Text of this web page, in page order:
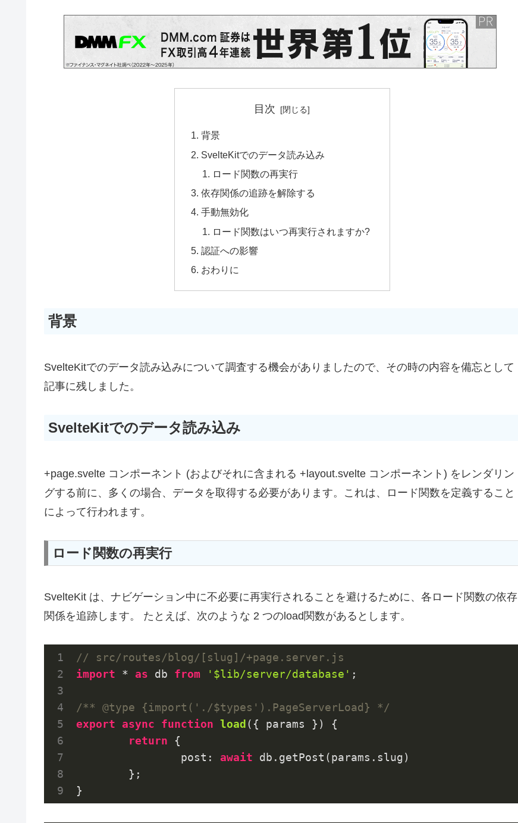
目次
背景
SvelteKitでのデータ読み込み
ロード関数の再実行
依存関係の追跡を解除する
手動無効化
ロード関数はいつ再実行されますか?
認証への影響
おわりに
背景
SvelteKitでのデータ読み込みについて調査する機会がありましたので、その時の内容を備忘として
記事に残しました。
SvelteKitでのデータ読み込み
+page.svelte コンポーネント (およびそれに含まれる +layout.svelte コンポーネント) をレンダリン
グする前に、多くの場合、データを取得する必要があります。これは、ロード関数を定義すること
によって行われます。
ロード関数の再実行
SvelteKit は、ナビゲーション中に不必要に再実行されることを避けるために、各ロード関数の依存
関係を追跡します。 たとえば、次のような 2 つのload関数があるとします。
// src/routes/blog/[slug]/+page.server.js
import * as db from '$lib/server/database' ;
/** @type {import('./$types').PageServerLoad} */
export async function load( { params } ) {
return {
post : await db.getPost(params.slug)
}